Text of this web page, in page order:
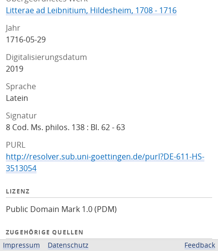
Litterae ad Leibnitium, Hildesheim, 1708 - 1716
Jahr
1716-05-29
Digitalisierungsdatum
2019
Sprache
Latein
Signatur
8 Cod. Ms. philos. 138 : Bl. 62 - 63
PURL
http://resolver.sub.uni-goettingen.de/purl?DE-611-HS-
3513054
LIZENZ
Public Domain Mark 1.0 (PDM)
ZUGEHÖRIGE QUELLEN
Impressum Datenschutz Feedback